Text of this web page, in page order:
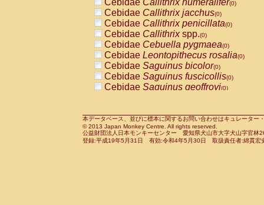
(0)
PitheciidaePithecia monachus
PitheciidaePithecia pithecia(0)
CercopithecidaeCercocebus agilis
CercopithecidaeCercocebus
CercopithecidaeCercocebus
CercopithecidaeCercocebus
CercopithecidaeCercocebus
CercopithecidaeCercocebushybrid
CercopithecidaePapio anubis(0)
CercopithecidaePapio cynocephalus
CercopithecidaePapio hamadryas(0)
Cebidae Callithrix humeralifer(0)
Cebidae Callithrix jacchus(0)
Cebidae Callithrix penicillata(0)
Cebidae Callithrixspp.(0)
Cebidae Cebuella pygmaea(0)
Cebidae Leontopithecus rosalia(0)
Cebidae Saguinus bicolor(0)
Cebidae Saguinus fuscicollis(0)
Cebidae Saguinus geoffroyi(0)
CebidaeSaguinus leucopus(0)
CebidaeSaguinus midas(0)
Cebidae Saguinus mystax(0)
本データベース、並びに標本に関するお問い合わせはキュレータ
© 2013 Japan Monkey Centre. All rights reserved.
公益財団法人日本モンキーセンター 愛知県犬山市大字犬山字官
登録:平成19年5月31日 有効:令和4年5月30日 取扱責任者:綿貫宏